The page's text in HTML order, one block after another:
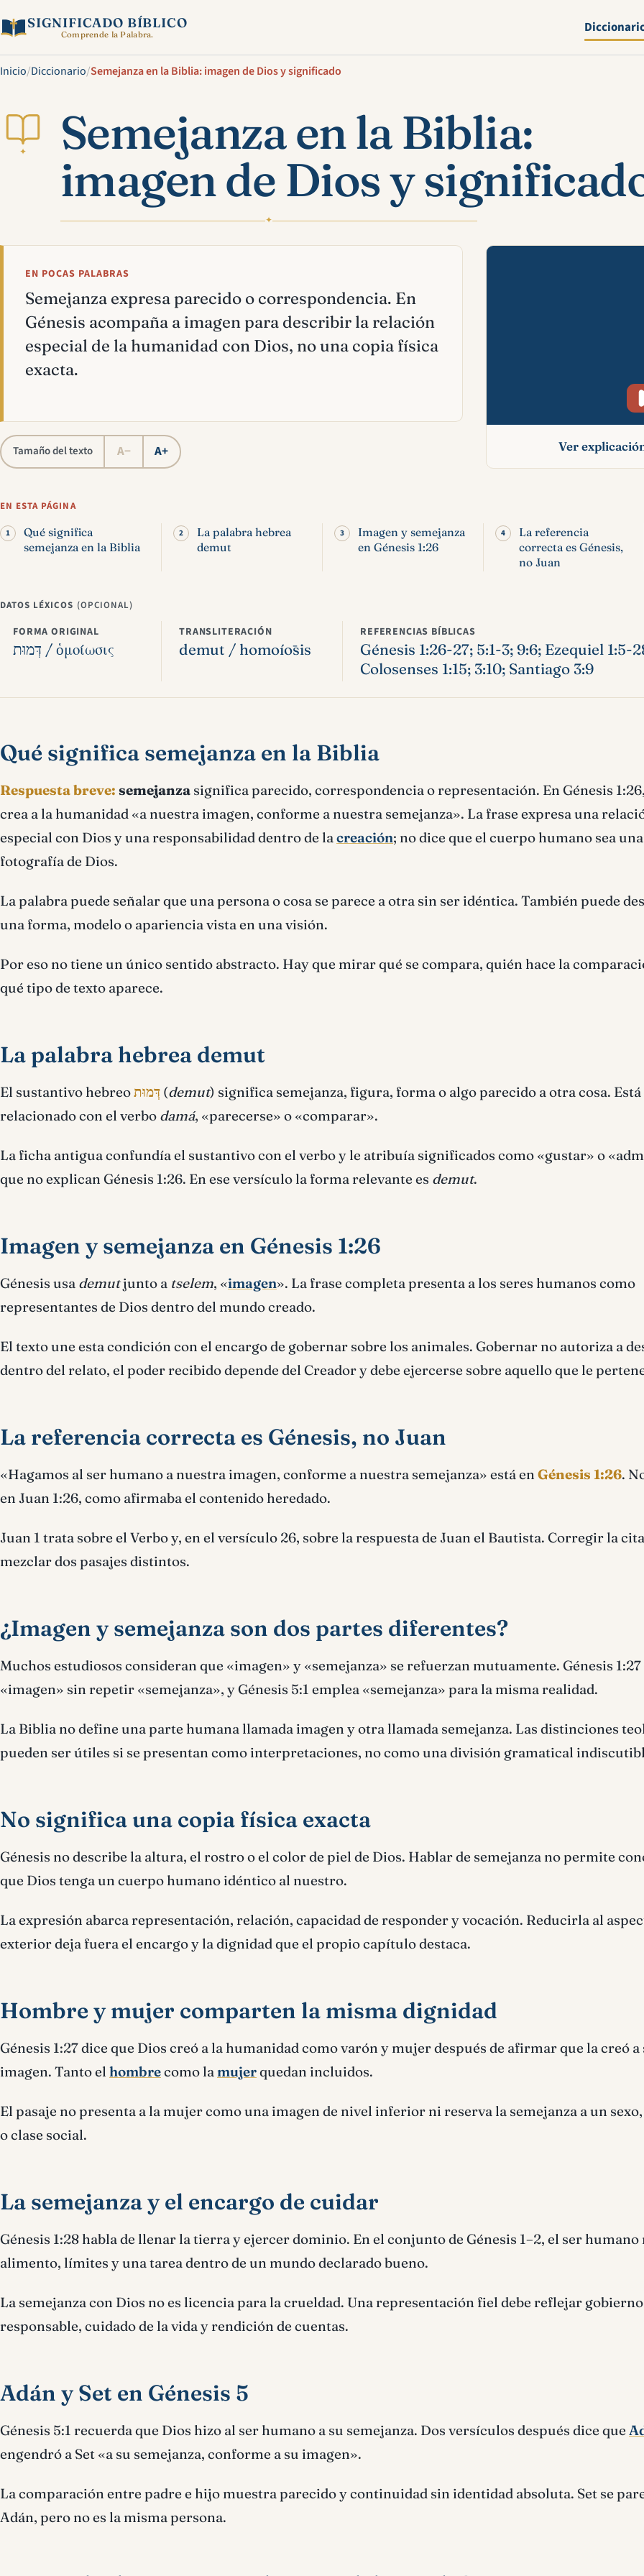
SIGNIFICADO BÍBLICO
Comprende la Palabra.
Inicio/Diccionario/Semejanza en la Biblia: imagen de Dios y significado
✦
Semejanza en la Biblia:
imagen de Dios y
✦
EN POCAS PALABRAS
Semejanza expresa parecido o correspondencia. En
Génesis acompaña a imagen para describir la relación
especial de la humanidad con Dios, no una copia física
exacta.
Tamaño del texto A− A+
Mira esta
Ver
EN ESTA PÁGINA
Qué significa
semejanza en la Biblia
La palabra hebrea
demut
Imagen y semejanza
en Génesis 1:26
La referencia
correcta es Génesis,
no Juan
DATOS LÉXICOS (OPCIONAL)
FORMA ORIGINAL
דְּמוּת / ὁμοίωσις
TRANSLITERACIÓN
demut / homoíōsis
REFERENCIAS BÍBLICAS
Génesis 1:26-27; 5:1-3; 9:6; Ezequiel 1:5-
Colosenses 1:15; 3:10; Santiago 3:9
Qué significa semejanza en la Biblia
Respuesta breve: semejanza significa parecido, correspondencia o representación. En Génesis
crea a la humanidad «a nuestra imagen, conforme a nuestra semejanza». La frase expresa una
especial con Dios y una responsabilidad dentro de lacreación; no dice que el cuerpo humano sea una
fotografía de Dios.
La palabra puede señalar que una persona o cosa se parece a otra sin ser idéntica. También puede
una forma, modelo o apariencia vista en una visión.
Por eso no tiene un único sentido abstracto. Hay que mirar qué se compara, quién hace la
qué tipo de texto aparece.
La palabra hebrea demut
El sustantivo hebreoדְּמוּת (demut) significa semejanza, figura, forma o algo parecido a otra cosa. Está
relacionado con el verbo damá, «parecerse» o «comparar».
La ficha antigua confundía el sustantivo con el verbo y le atribuía significados como «gustar» o
que no explican Génesis 1:26. En ese versículo la forma relevante es demut.
Imagen y semejanza en Génesis 1:26
Génesis usa demutjunto a tselem, «imagen». La frase completa presenta a los seres humanos como
representantes de Dios dentro del mundo creado.
El texto une esta condición con el encargo de gobernar sobre los animales. Gobernar no autoriza a
dentro del relato, el poder recibido depende del Creador y debe ejercerse sobre aquello que le
La referencia correcta es Génesis, no Juan
«Hagamos al ser humano a nuestra imagen, conforme a nuestra semejanza» está en Génesis 1:26.
en Juan 1:26, como afirmaba el contenido heredado.
Juan 1 trata sobre el Verbo y, en el versículo 26, sobre la respuesta de Juan el Bautista. Corregir la
mezclar dos pasajes distintos.
¿Imagen y semejanza son dos partes diferentes?
Muchos estudiosos consideran que «imagen» y «semejanza» se refuerzan mutuamente. Génesis
«imagen» sin repetir «semejanza», y Génesis 5:1 emplea «semejanza» para la misma realidad.
La Biblia no define una parte humana llamada imagen y otra llamada semejanza. Las distinciones
pueden ser útiles si se presentan como interpretaciones, no como una división gramatical
No significa una copia física exacta
Génesis no describe la altura, el rostro o el color de piel de Dios. Hablar de semejanza no permite
que Dios tenga un cuerpo humano idéntico al nuestro.
La expresión abarca representación, relación, capacidad de responder y vocación. Reducirla al
exterior deja fuera el encargo y la dignidad que el propio capítulo destaca.
Hombre y mujer comparten la misma dignidad
Génesis 1:27 dice que Dios creó a la humanidad como varón y mujer después de afirmar que la creó a
imagen. Tanto el hombrecomo lamujerquedan incluidos.
El pasaje no presenta a la mujer como una imagen de nivel inferior ni reserva la semejanza a un
o clase social.
La semejanza y el encargo de cuidar
Génesis 1:28 habla de llenar la tierra y ejercer dominio. En el conjunto de Génesis 1–2, el ser humano
alimento, límites y una tarea dentro de un mundo declarado bueno.
La semejanza con Dios no es licencia para la crueldad. Una representación fiel debe reflejar gobierno
responsable, cuidado de la vida y rendición de cuentas.
Adán y Set en Génesis 5
Génesis 5:1 recuerda que Dios hizo al ser humano a su semejanza. Dos versículos después dice que
engendró a Set «a su semejanza, conforme a su imagen».
La comparación entre padre e hijo muestra parecido y continuidad sin identidad absoluta. Set se
Adán, pero no es la misma persona.